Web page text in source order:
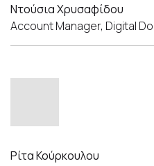
Ντούσια Χρυσαφίδου
Account Manager, Digital
Ρίτα Κούρκουλου